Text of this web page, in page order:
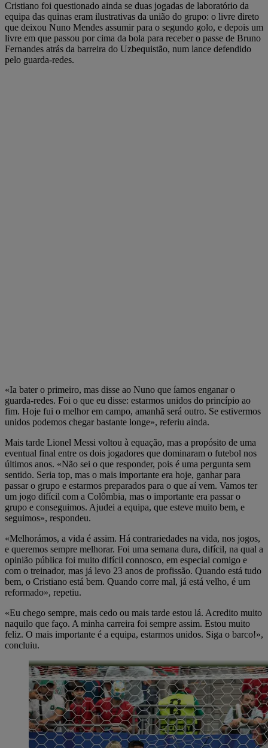
Cristiano foi questionado ainda se duas jogadas de laboratório da
equipa das quinas eram ilustrativas da união do grupo: o livre direto
que deixou Nuno Mendes assumir para o segundo golo, e depois um
livre em que passou por cima da bola para receber o passe de Bruno
Fernandes atrás da barreira do Uzbequistão, num lance defendido
pelo guarda-redes.
«Ia bater o primeiro, mas disse ao Nuno que íamos enganar o
guarda-redes. Foi o que eu disse: estarmos unidos do princípio ao
fim. Hoje fui o melhor em campo, amanhã será outro. Se estivermos
unidos podemos chegar bastante longe», referiu ainda.
Mais tarde Lionel Messi voltou à equação, mas a propósito de uma
eventual final entre os dois jogadores que dominaram o futebol nos
últimos anos. «Não sei o que responder, pois é uma pergunta sem
sentido. Seria top, mas o mais importante era hoje, ganhar para
passar o grupo e estarmos preparados para o que aí vem. Vamos ter
um jogo difícil com a Colômbia, mas o importante era passar o
grupo e conseguimos. Ajudei a equipa, que esteve muito bem, e
seguimos», respondeu.
«Melhorámos, a vida é assim. Há contrariedades na vida, nos jogos,
e queremos sempre melhorar. Foi uma semana dura, difícil, na qual a
opinião pública foi muito difícil connosco, em especial comigo e
com o treinador, mas já levo 23 anos de profissão. Quando está tudo
bem, o Cristiano está bem. Quando corre mal, já está velho, é um
reformado», repetiu.
«Eu chego sempre, mais cedo ou mais tarde estou lá. Acredito muito
naquilo que faço. A minha carreira foi sempre assim. Estou muito
feliz. O mais importante é a equipa, estarmos unidos. Siga o barco!»,
concluiu.